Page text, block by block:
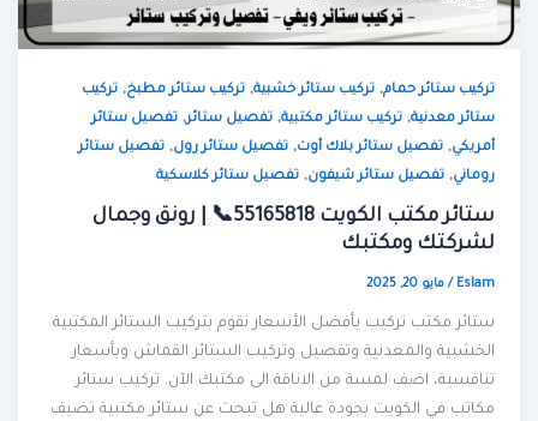
تركيب ستائر حمام,تركيب ستائر خشبية,تركيب ستائر مطبخ,تركيب
ستائر معدنية,تركيب ستائر مكتبية,تفصيل ستائر,تفصيل ستائر
أمريكي,تفصيل ستائر بلاك أوت,تفصيل ستائر رول,تفصيل ستائر
روماني,تفصيل ستائر شيفون,تفصيل ستائر كلاسكية
ستائر مكتب الكويت 55165818📞 | رونق وجمال
لشركتك ومكتبك
Eslam
/مايو 20, 2025
ستائر مكتب تركيب بأفضل الأسعار نقوم بتركيب الستائر المكتبية
الخشبية والمعدنية وتفصيل وتركيب الستائر القماش وبأسعار
تنافسية، اضف لمسة من الاناقة الى مكتبك الآن. تركيب ستائر
مكاتب في الكويت بجودة عالية هل تبحث عن ستائر مكتبية تضيف